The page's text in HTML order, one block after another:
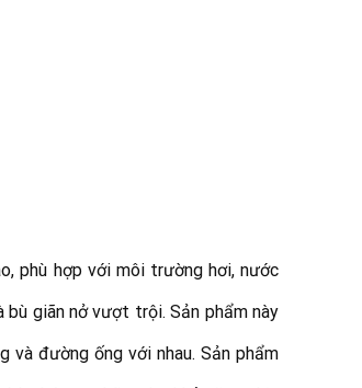
phù hợp với môi trường hơi, nước
giãn nở vượt trội. Sản phẩm này
và đường ống với nhau. Sản phẩm